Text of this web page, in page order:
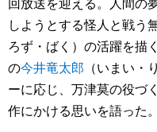
しようとする怪人と戦う
ろず・ばく）の活躍を描
の今井竜太郎 （いまい・
ーに応じ、万津莫の役づ
作にかける思いを語った。